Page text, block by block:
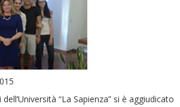
“La Sapienza” si è aggiudicato